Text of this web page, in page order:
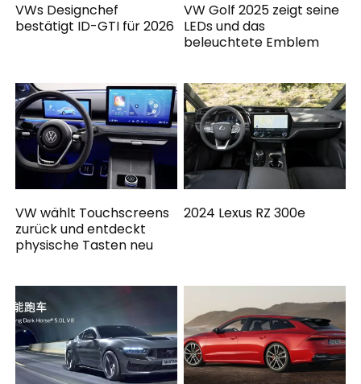
VWs Designchef
bestätigt ID-GTI für 2026
VW Golf 2025 zeigt seine
LEDs und das
beleuchtete Emblem
VW wählt Touchscreens
zurück und entdeckt
physische Tasten neu
2024 Lexus RZ 300e